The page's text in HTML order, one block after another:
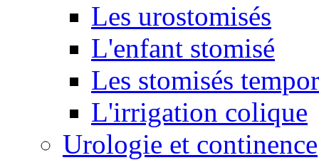
Les urostomisés
L'enfant stomisé
Les stomisés
L'irrigation colique
Urologie et continence